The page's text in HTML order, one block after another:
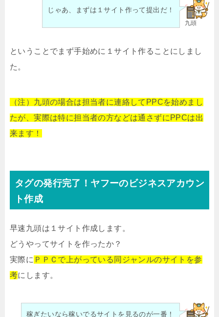
九頭
じゃあ、まずは１サイト作って提出だ！
ということでまず手始めに１サイト作ることにしまし
た。
（注）九頭の場合は担当者に連絡してPPCを始めまし
たが、実際は特に担当者の方などは通さずにPPCは出
来ます！
タグの発行完了！ヤフーのビジネスアカウン
ト作成
早速九頭は１サイト作成します。
どうやってサイトを作ったか？
実際に ＰＰＣで上がっている同ジャンルのサイトを参
考にします。
稼ぎたいなら稼いでるサイトを見るのが一番！